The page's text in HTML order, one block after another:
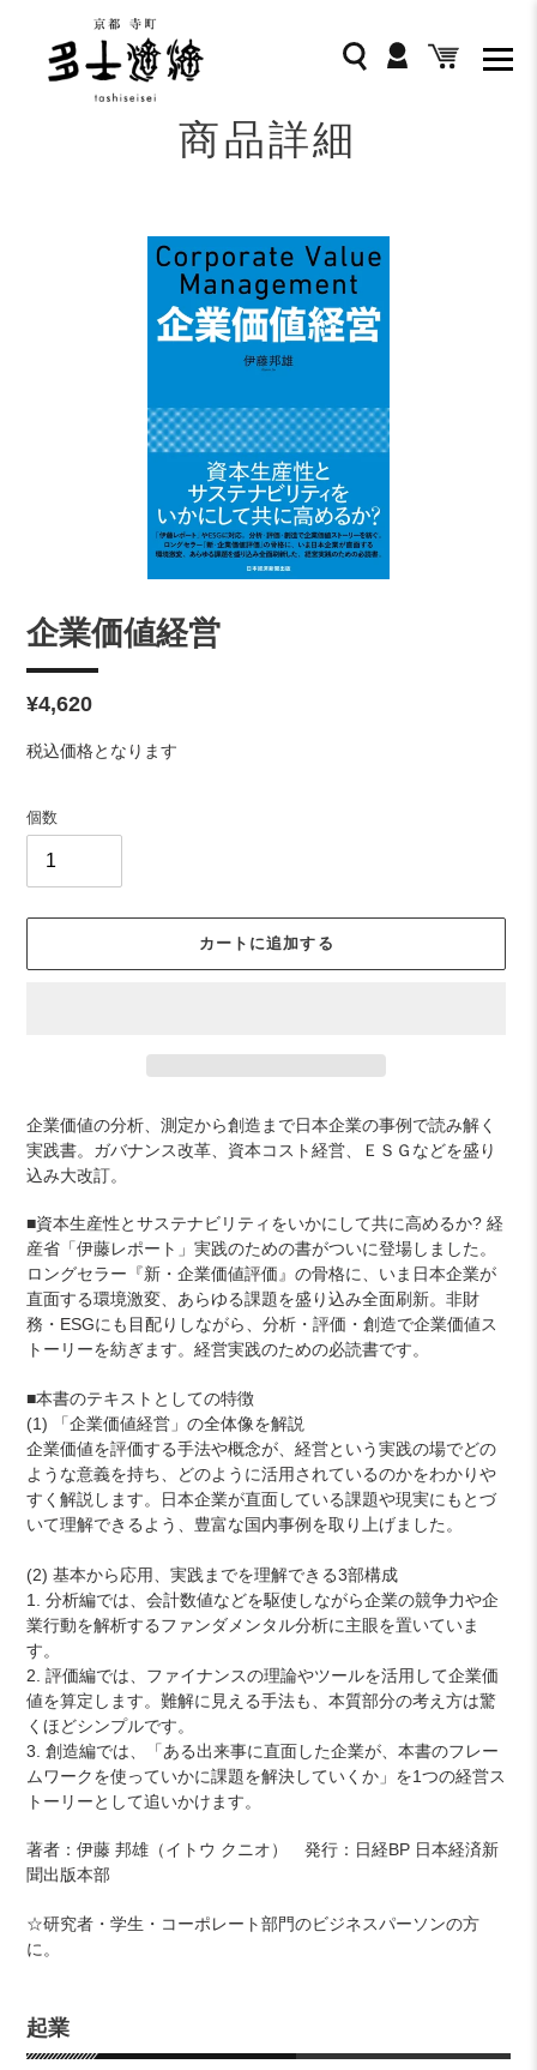
検索 ログインカート
商品詳細
起業
企業価値経営
通
価
¥4,620
税込価格となります
個数
カートに追加する
ー
ト
に
商
品
を
追
加
す
る
企業価値の分析、測定から創造まで日本企業の事例で読み解く
実践書。ガバナンス改革、資本コスト経営、ＥＳＧなどを盛り
込み大改訂。
■資本生産性とサステナビリティをいかにして共に高めるか? 経
産省「伊藤レポート」実践のための書がついに登場しました。
ロングセラー『新・企業価値評価』の骨格に、いま日本企業が
直面する環境激変、あらゆる課題を盛り込み全面刷新。非財
務・ESGにも目配りしながら、分析・評価・創造で企業価値ス
トーリーを紡ぎます。経営実践のための必読書です。
■本書のテキストとしての特徴
(1) 「企業価値経営」の全体像を解説
企業価値を評価する手法や概念が、経営という実践の場でどの
ような意義を持ち、どのように活用されているのかをわかりや
すく解説します。日本企業が直面している課題や現実にもとづ
いて理解できるよう、豊富な国内事例を取り上げました。
(2) 基本から応用、実践までを理解できる3部構成
1. 分析編では、会計数値などを駆使しながら企業の競争力や企
業行動を解析するファンダメンタル分析に主眼を置いていま
す。
2. 評価編では、ファイナンスの理論やツールを活用して企業価
値を算定します。難解に見える手法も、本質部分の考え方は驚
くほどシンプルです。
3. 創造編では、「ある出来事に直面した企業が、本書のフレー
ムワークを使っていかに課題を解決していくか」を1つの経営ス
トーリーとして追いかけます。
著者：伊藤 邦雄（イトウ クニオ） 発行：日経BP 日本経済新
聞出版本部
☆研究者・学生・コーポレート部門のビジネスパーソンの方
に。